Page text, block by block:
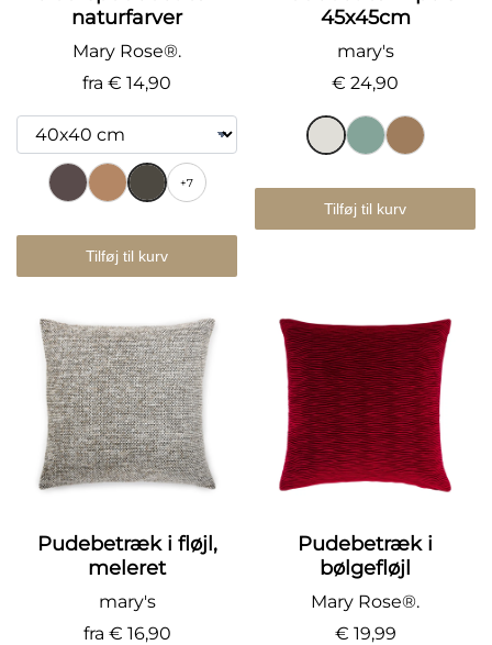
naturfarver
Mary Rose®.
fra € 14,90
+7
Tilføj til kurv
45x45cm
mary's
€ 24,90
Tilføj til kurv
Pudebetræk i fløjl,
meleret
mary's
fra € 16,90
Pudebetræk i
bølgefløjl
Mary Rose®.
€ 19,99